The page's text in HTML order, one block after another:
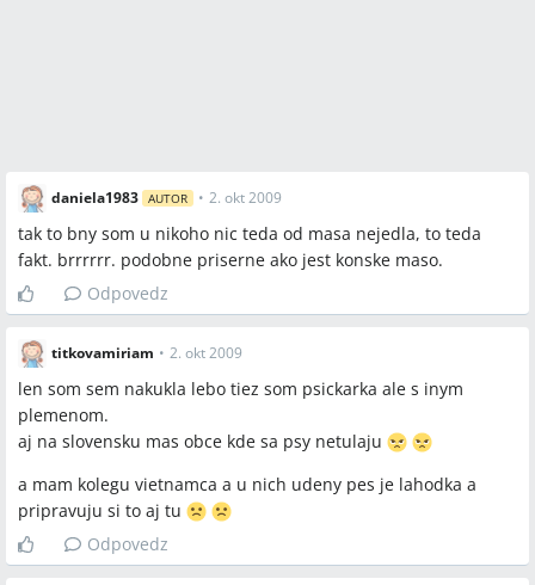
daniela1983 AUTOR • 2. okt 2009
tak to bny som u nikoho nic teda od masa nejedla, to teda
fakt. brrrrrr. podobne priserne ako jest konske maso.
Odpovedz
titkovamiriam • 2. okt 2009
len som sem nakukla lebo tiez som psickarka ale s inym
plemenom.
aj na slovensku mas obce kde sa psy netulaju
a mam kolegu vietnamca a u nich udeny pes je lahodka a
pripravuju si to aj tu
Odpovedz